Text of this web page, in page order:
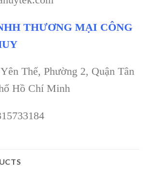
THƯƠNG MẠI CÔNG
Thế, Phường 2, Quận Tân
Hồ Chí Minh